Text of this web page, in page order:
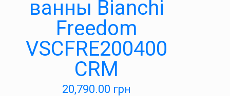
ванны Bianchi
Freedom
VSCFRE200400
CRM
20,790.00 грн